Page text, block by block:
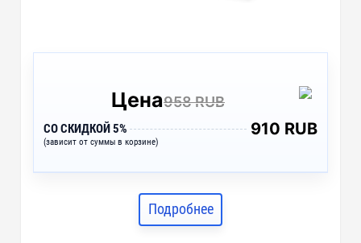
Цена958 RUB
СО СКИДКОЙ 5%
(зависит от суммы в корзине)
910 RUB
Подробнее